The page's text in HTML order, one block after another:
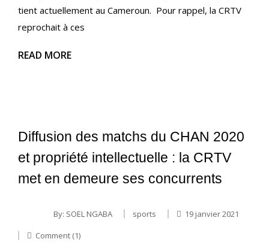
tient actuellement au Cameroun. Pour rappel, la CRTV
reprochait à ces
READ MORE
Diffusion des matchs du CHAN 2020
et propriété intellectuelle : la CRTV
met en demeure ses concurrents
By: SOEL NGABA sports
19 janvier 2021
Comment (1)